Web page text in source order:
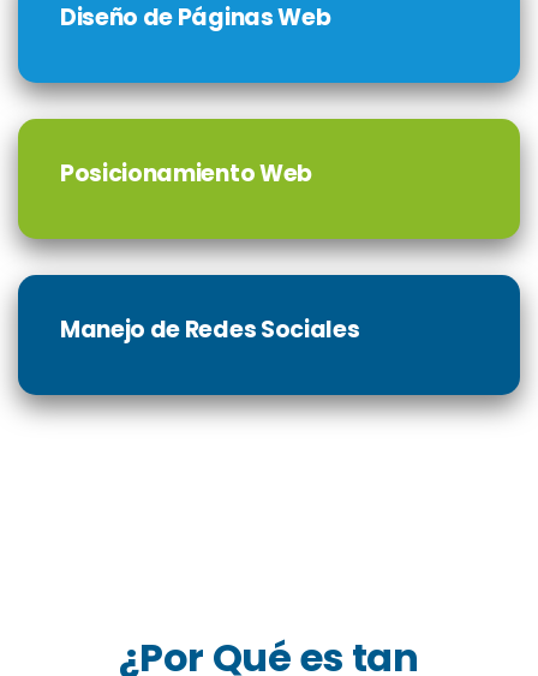
Diseño de Páginas Web
Posicionamiento Web
Manejo de Redes Sociales
¿Por Qué es tan